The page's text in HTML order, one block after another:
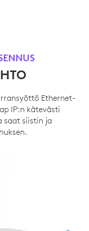
Ethernet-
IP:n kätevästi
saat siistin ja